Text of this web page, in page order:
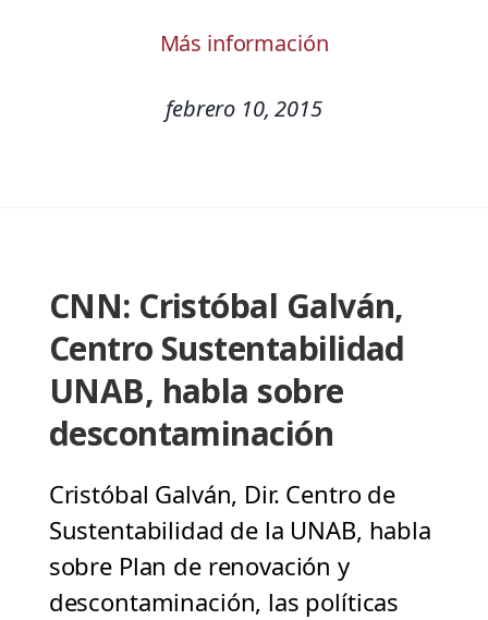
Más información
febrero 10, 2015
CNN: Cristóbal Galván,
Centro Sustentabilidad
UNAB, habla sobre
descontaminación
Cristóbal Galván, Dir. Centro de
Sustentabilidad de la UNAB, habla
sobre Plan de renovación y
descontaminación, las políticas